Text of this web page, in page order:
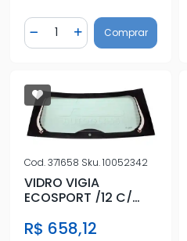
Diminuir Quantidade
Quantidade
Adicionar Quantidade
Comprar
Cod.371658 Sku.10052342
VIDRO VIGIA
ECOSPORT /12 C/
R$ 658,12